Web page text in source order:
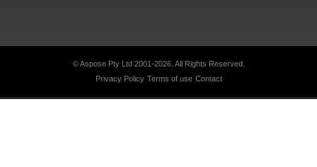
© Aspose Pty Ltd 2001-2026. All Rights Reserved.
Privacy Policy Terms of use Contact